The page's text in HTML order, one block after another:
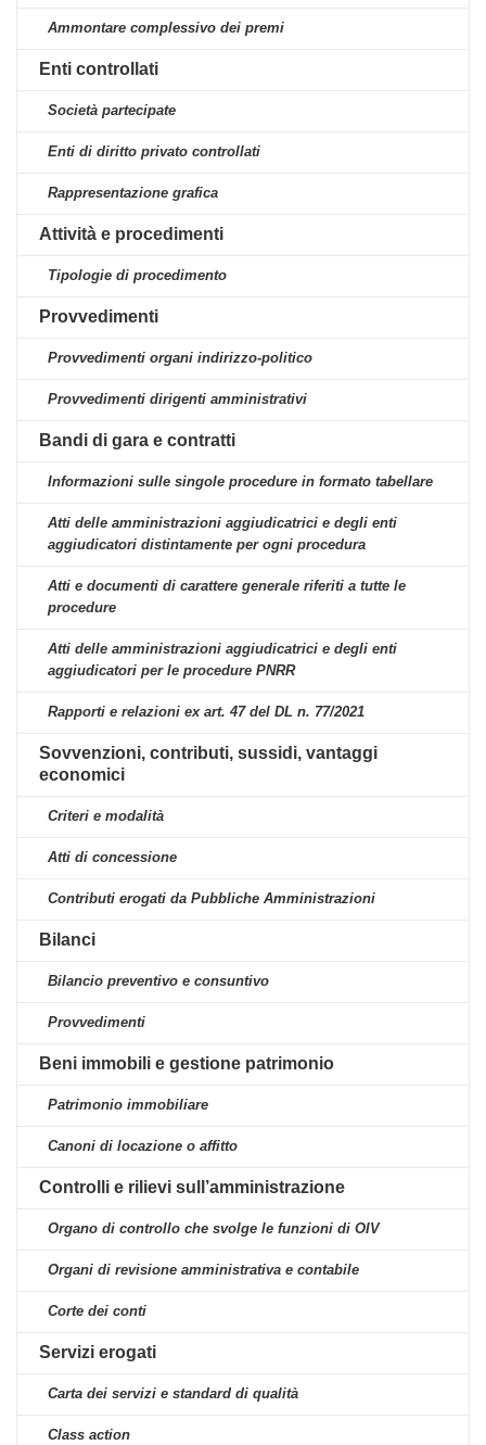
Ammontare complessivo dei premi
Enti controllati
Società partecipate
Enti di diritto privato controllati
Rappresentazione grafica
Attività e procedimenti
Tipologie di procedimento
Provvedimenti
Provvedimenti organi indirizzo-politico
Provvedimenti dirigenti amministrativi
Bandi di gara e contratti
Informazioni sulle singole procedure in formato tabellare
Atti delle amministrazioni aggiudicatrici e degli enti
aggiudicatori distintamente per ogni procedura
Atti e documenti di carattere generale riferiti a tutte le
procedure
Atti delle amministrazioni aggiudicatrici e degli enti
aggiudicatori per le procedure PNRR
Rapporti e relazioni ex art. 47 del DL n. 77/2021
Sovvenzioni, contributi, sussidi, vantaggi
economici
Criteri e modalità
Atti di concessione
Contributi erogati da Pubbliche Amministrazioni
Bilanci
Bilancio preventivo e consuntivo
Provvedimenti
Beni immobili e gestione patrimonio
Patrimonio immobiliare
Canoni di locazione o affitto
Controlli e rilievi sull’amministrazione
Organo di controllo che svolge le funzioni di OIV
Organi di revisione amministrativa e contabile
Corte dei conti
Servizi erogati
Carta dei servizi e standard di qualità
Class action